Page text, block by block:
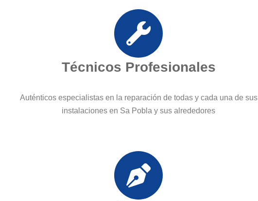
Técnicos Profesionales
Auténticos especialistas en la reparación de todas y cada una de sus
instalaciones en Sa Pobla y sus alrededores